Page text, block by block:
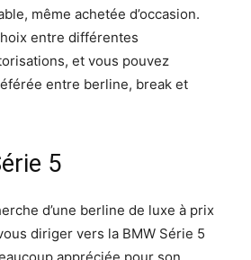
même achetée d’occasion.
entre différentes
et vous pouvez
entre berline, break et
5
d’une berline de luxe à prix
diriger vers la BMW Série 5